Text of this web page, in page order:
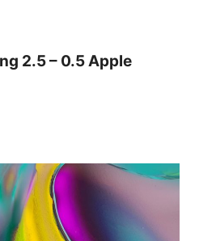
2.5 – 0.5 Apple